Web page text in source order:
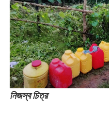
নিজস্ব চিত্র